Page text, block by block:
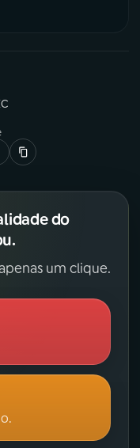
do
um clique.